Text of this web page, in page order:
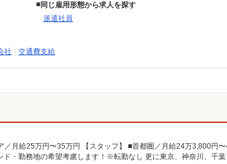
同じ雇用形態から求人を探す
派遣社員
社 交通費支給